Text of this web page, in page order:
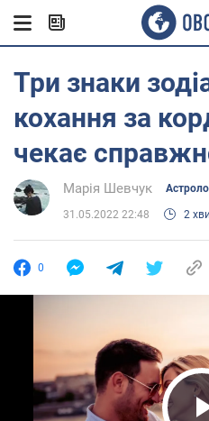
Три знаки
кохання за
чекає
Марія Шевчук
31.05.2022 22:48 2
0